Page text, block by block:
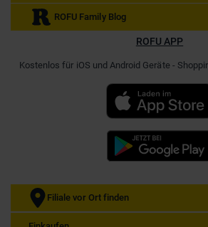
ROFU Family Blog
ROFU APP
Kostenlos für iOS und Android Geräte -
Filiale vor Ort finden